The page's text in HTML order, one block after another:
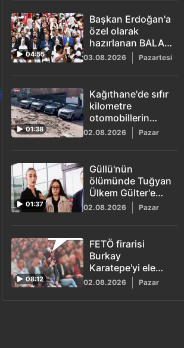
04:55
Başkan Erdoğan'a
özel olarak
hazırlanan BALA
şarkısı yayımlandı
03.08.2026 Pazartesi
01:38
Kağıthane'de sıfır
kilometre
otomobillerin
üzerine duvar
02.08.2026 Pazar
01:37
Güllü'nün
ölümünde Tuğyan
Ülkem Gülter'e
ağırlaştırılmış
müebbet hapis
talebi
02.08.2026 Pazar
08:12
FETÖ firarisi
Burkay
Karatepe'yi ele
veren görüntü!
02.08.2026 Pazar